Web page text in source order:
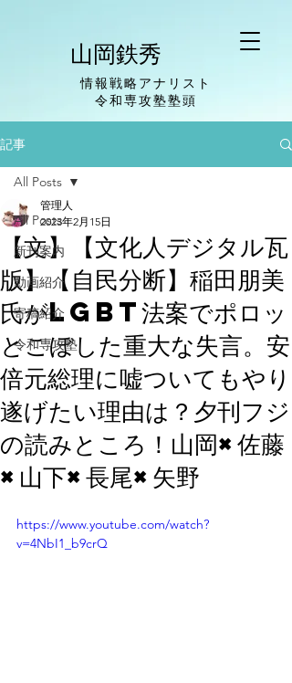
山岡鉄秀
情報戦略アナリスト
​令和専攻塾塾頭
記事
All Posts
新刊案内
動画紹介
寄稿紹介
令和専攻塾
All Posts
【文】【文化人デジタル瓦
版】【自民分断】稲田朋美
氏がLGBT法案でポロッ
とこぼした重大な失言。安
倍元総理に嘘ついてもやり
遂げたい理由は？夕刊フジ
の読みところ！山岡×佐藤
×山下×長尾×矢野
管理人
2023年2月15日
https://www.youtube.com/watch?
v=4NbI1_b9crQ